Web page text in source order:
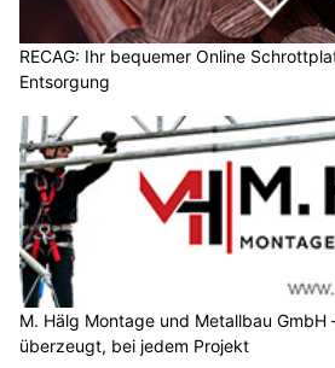
RECAG: Ihr bequemer Online
Entsorgung
M. Hälg Montage und Metallbau GmbH
überzeugt, bei jedem Projekt